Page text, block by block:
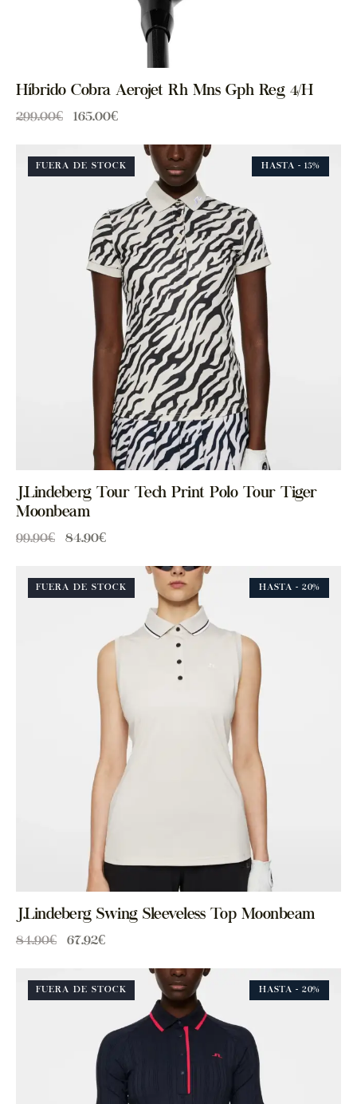
Híbrido Cobra Aerojet Rh Mns Gph Reg 4/H
299.00€ 165.00€
FUERA DE STOCK HASTA - 15%
J.Lindeberg Tour Tech Print Polo Tour Tiger
Moonbeam
99.90€ 84.90€
FUERA DE STOCK HASTA - 20%
J.Lindeberg Swing Sleeveless Top Moonbeam
84.90€ 67.92€
FUERA DE STOCK HASTA - 20%